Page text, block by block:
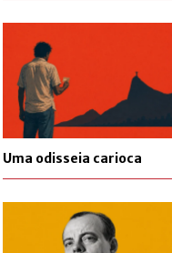
Uma odisseia carioca